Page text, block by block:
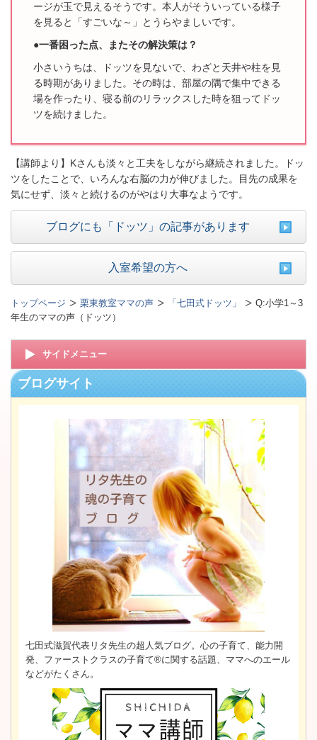
ージが玉で見えるそうです。本人がそういっている様子
を見ると「すごいな～」とうらやましいです。
●一番困った点、またその解決策は？
小さいうちは、ドッツを見ないで、わざと天井や柱を見
る時期がありました 。その時は、部屋の隅で集中できる
場を作ったり、寝る前のリラックスした時を狙ってドッ
ツを続けました。
【講師より】Kさんも淡々と工夫をしながら継続されました。ドッ
ツをしたことで、いろんな右脳の力が伸びました。目先の成果を
気にせず、淡々と続けるのがやはり大事なようです。
ブログにも「ドッツ」の記事があります
入室希望の方へ
トップページ 栗東教室ママの声 「七田式ドッツ」
Q:小学1～3
年生のママの声（ドッツ）
サイドメニュー
ブログサイト
七田式滋賀代表リタ先生の超人気ブログ。心の子育て、能力開
発、ファーストクラスの子育て®に関する話題、ママへのエール
などがたくさん。